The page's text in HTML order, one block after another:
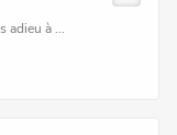
adieu à ...